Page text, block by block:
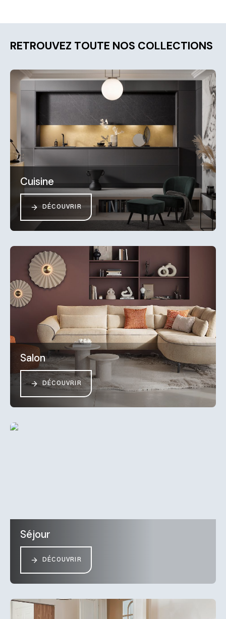
RETROUVEZ TOUTE NOS COLLECTIONS
Cuisine
DÉCOUVRIR
Salon
DÉCOUVRIR
Séjour
DÉCOUVRIR